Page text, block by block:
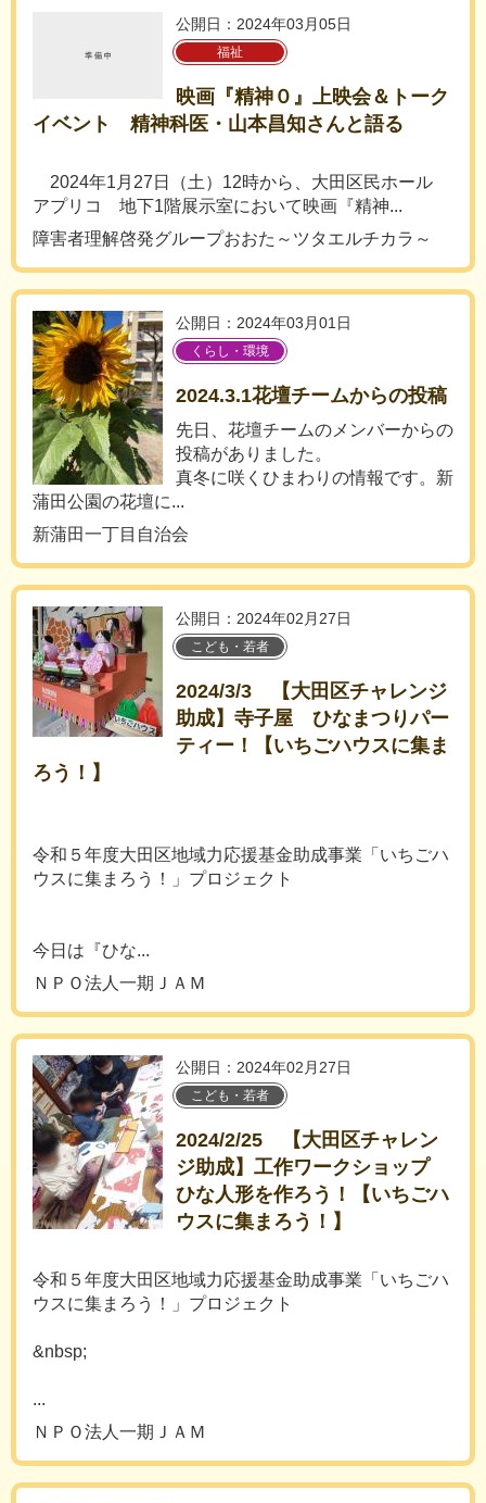
公開日：2024年03月05日
福祉
映画『精神０』上映会＆トーク
イベント 精神科医・山本昌知さんと語る
2024年1月27日（土）12時から、大田区民ホール
アプリコ 地下1階展示室において映画『精神...
障害者理解啓発グループおおた～ツタエルチカラ～
公開日：2024年03月01日
くらし・環境
2024.3.1花壇チームからの投稿
先日、花壇チームのメンバーからの
投稿がありました。
真冬に咲くひまわりの情報です。新
蒲田公園の花壇に...
新蒲田一丁目自治会
公開日：2024年02月27日
こども・若者
2024/3/3 【大田区チャレンジ
助成】寺子屋 ひなまつりパー
ティー！【いちごハウスに集ま
ろう！】
令和５年度大田区地域力応援基金助成事業「いちごハ
ウスに集まろう！」プロジェクト
今日は『ひな...
ＮＰＯ法人一期ＪＡＭ
公開日：2024年02月27日
こども・若者
2024/2/25 【大田区チャレン
ジ助成】工作ワークショップ
ひな人形を作ろう！【いちごハ
ウスに集まろう！】
令和５年度大田区地域力応援基金助成事業「いちごハ
ウスに集まろう！」プロジェクト
&nbsp;
...
ＮＰＯ法人一期ＪＡＭ